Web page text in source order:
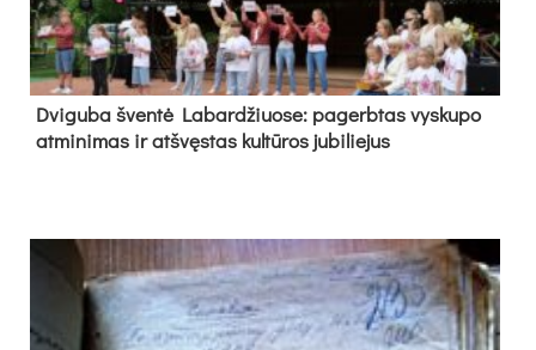
Dvi­gu­ba šven­tė La­bar­džiuo­se: pa­gerb­tas vys­ku­po
at­mi­ni­mas ir at­švęs­tas kul­tū­ros ju­bi­lie­jus